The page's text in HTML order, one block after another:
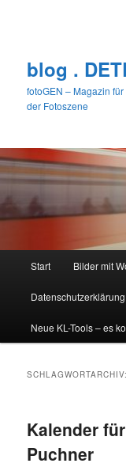
blog .
fotoGEN – Magazin
der Fotoszene
Start Bilder mit
Datenschutzerklärung
Neue KL-Tools – es
Kalender
Puchner